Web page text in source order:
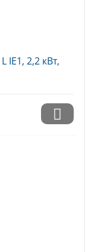
IE1, 2,2 кВт,